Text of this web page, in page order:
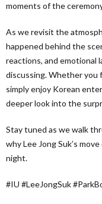
moments of the
As we revisit the
happened behind the
reactions, and emotional
discussing. Whether you
simply enjoy Korean
deeper look into the
Stay tuned as we walk
why Lee Jong Suk’s
night.
#IU #LeeJongSuk